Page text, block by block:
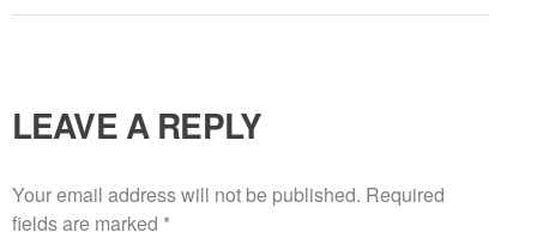
LEAVE A REPLY
Your email address will not be published. Required
fields are marked *